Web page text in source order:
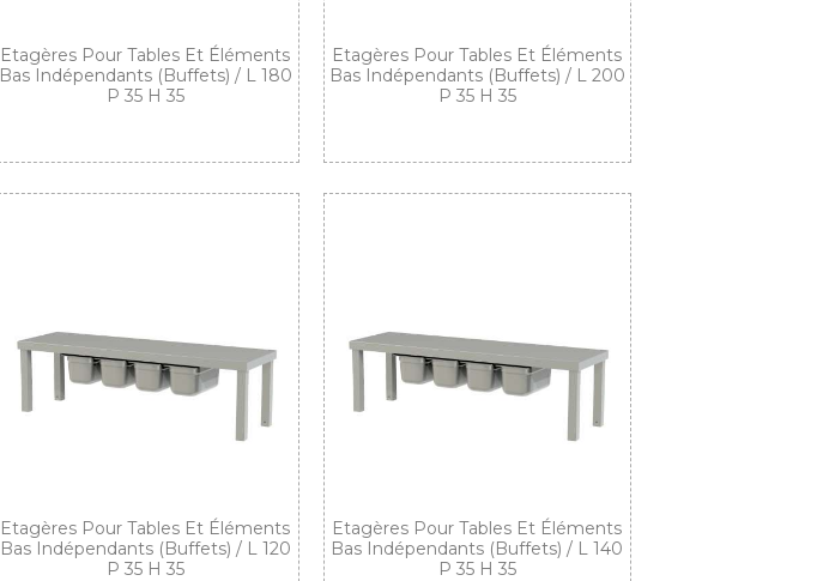
Etagères Pour Tables Et Éléments
Bas Indépendants (buffets) / L 180
P 35 H 35
Etagères Pour Tables Et Éléments
Bas Indépendants (buffets) / L 200
P 35 H 35
Etagères Pour Tables Et Éléments
Bas Indépendants (buffets) / L 120
P 35 H 35
Etagères Pour Tables Et Éléments
Bas Indépendants (buffets) / L 140
P 35 H 35